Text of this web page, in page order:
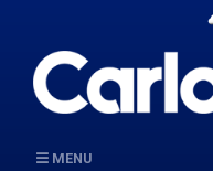
MENU